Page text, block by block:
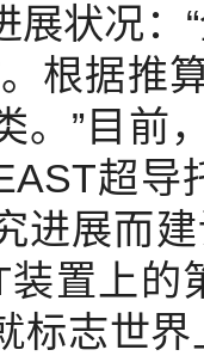
状况：“
根据推
。”目前
超导
进展而
装置上的
标志世